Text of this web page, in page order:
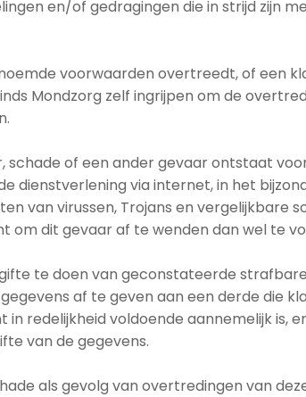
en/of gedragingen die in strijd zijn
voorwaarden overtreedt, of een
Mondzorg zelf ingrijpen om de
schade of een ander gevaar ontstaat
dienstverlening via internet, in het
van virussen, Trojans en vergelijkbare
om dit gevaar af te wenden dan wel te
te doen van geconstateerde
af te geven aan een derde die
redelijkheid voldoende aannemelijk is,
van de gegevens.
als gevolg van overtredingen van